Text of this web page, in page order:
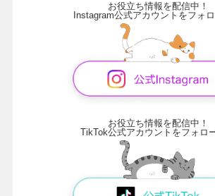
お役立ち情報を配信中！
Instagram公式アカウントをフォ
お役立ち情報を配信中！
TikTok公式アカウントをフォロ